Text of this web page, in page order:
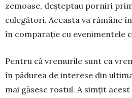
zemoase, deșteptau por­niri
culegători. Aceasta va rămâne
în comparație cu eve­ni­mentele
Pentru că vre­mu­rile sunt ca
în pădurea de interese din
mai găsesc rostul. A sim­țit